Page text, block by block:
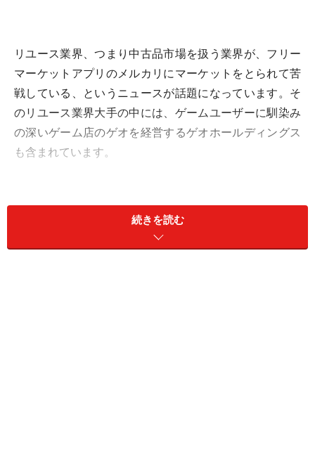
リユース業界、つまり中古品市場を扱う業界が、フリー
マーケットアプリのメルカリにマーケットをとられて苦
戦している、というニュースが話題になっています。そ
のリユース業界大手の中には、ゲームユーザーに馴染み
の深いゲーム店のゲオを経営するゲオホールディングス
も含まれています。
ト」と2006年に資本、業務提携し、2013年には吸収合併
いつの間にか洋服やバッグなどのリサイクル品の市場へ
続きを読む